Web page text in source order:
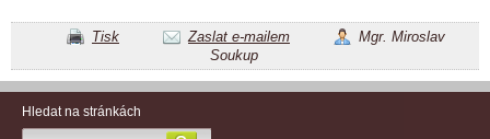
Tisk Zaslat e-mailem
Mgr. Miroslav
Soukup
Hledat na stránkách